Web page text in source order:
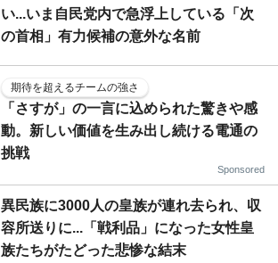
い...いま自民党内で急浮上している「次
の首相」有力候補の意外な名前
期待を超えるチームの強さ
「さすが」の一言に込められた驚きや感
動。新しい価値を生み出し続ける電通の
挑戦
Sponsored
異民族に3000人の皇族が連れ去られ、収
容所送りに...「戦利品」になった女性皇
族たちがたどった悲惨な結末